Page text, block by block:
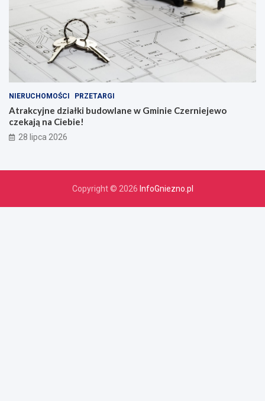
NIERUCHOMOŚCI PRZETARGI
Atrakcyjne działki budowlane w Gminie Czerniejewo
czekają na Ciebie!
28 lipca 2026
Copyright © 2026 InfoGniezno.pl